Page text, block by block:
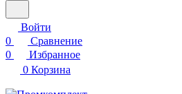
Войти
0
Сравнение
0
Избранное
0 Корзина